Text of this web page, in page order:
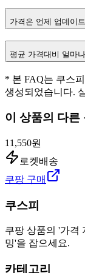
가격은 언제 업데이
평균 가격대비 얼마
* 본 FAQ는 쿠스
생성되었습니다.
이 상품의 다른
11,550원
로켓배송
쿠팡 구매
쿠스피
쿠팡 상품의 '가격
밍'을 잡으세요.
카테고리